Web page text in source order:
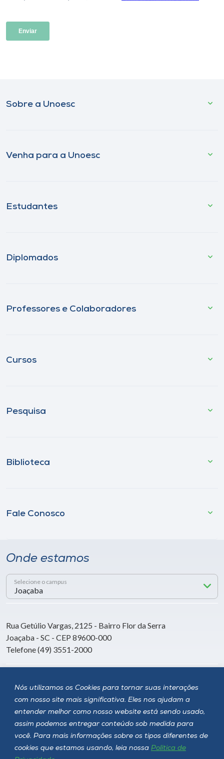
Nós utilizamos os Cookies para tornar suas interações
com nosso site mais significativa. Eles nos ajudam a
entender melhor como nosso website está sendo usado,
assim podemos entregar conteúdo sob medida para
você. Para mais informações sobre os tipos diferentes de
cookies que estamos usando, leia nossa Política de
Sobre a Unoesc
Venha para a Unoesc
Estudantes
Diplomados
Professores e Colaboradores
Cursos
Pesquisa
Biblioteca
Fale Conosco
Onde estamos
Selecione o campus
Rua Getúlio Vargas, 2125 - Bairro Flor da Serra
Joaçaba - SC - CEP 89600-000
Telefone (49) 3551-2000
Siga a Unoesc